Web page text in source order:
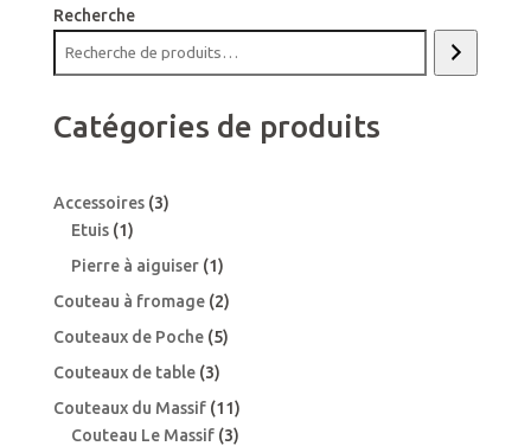
plusieurs
variations.
peuvent
sur
page
produit
Recherche
Catégories de produits
Accessoires 33
Etuis 11
produit
Pierre à aiguiser 11
produit
Couteau à fromage 22
produits
Couteaux de Poche 55
Couteaux de table 33
produits
Couteaux du Massif 1111
produits
Couteau Le Massif 33